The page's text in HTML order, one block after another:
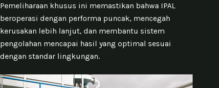
Pemeliharaan khusus ini memastikan bahwa IPAL
beroperasi dengan performa puncak, mencegah
kerusakan lebih lanjut, dan membantu sistem
pengolahan mencapai hasil yang optimal sesuai
dengan standar lingkungan.